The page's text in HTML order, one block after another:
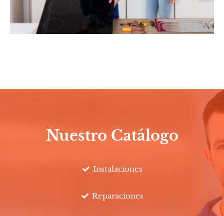
Nuestro Catálogo
Instalaciones
Reparaciones